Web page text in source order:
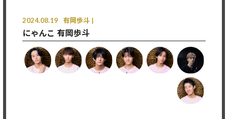
2024.08.19 有岡歩斗
にゃんこ 有岡歩斗